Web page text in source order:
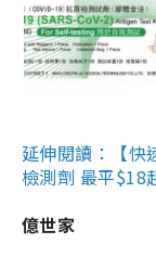
延伸閱讀：【快
檢測劑 最平
億世家